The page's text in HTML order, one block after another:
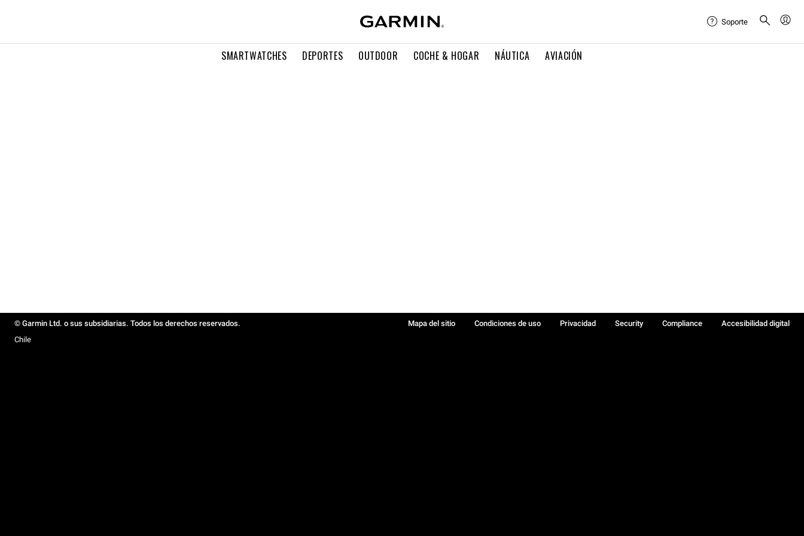
SMARTWATCHES DEPORTES OUTDOOR COCHE & HOGAR NÁUTICA AVIACIÓN
Soporte
© Garmin Ltd. o sus subsidiarias. Todos los derechos reservados. Mapa del sitio Condiciones de uso Privacidad Security Compliance
Accesibilidad digital
Chile